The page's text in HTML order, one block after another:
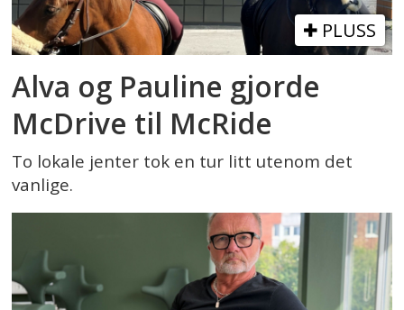
PLUSS
Alva og Pauline gjorde
McDrive til McRide
To lokale jenter tok en tur litt utenom det
vanlige.